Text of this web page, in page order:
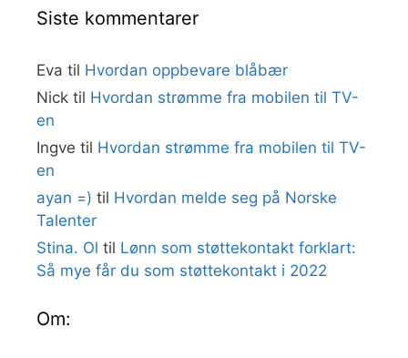
Siste kommentarer
Eva til Hvordan oppbevare blåbær
Nick til Hvordan strømme fra mobilen til TV-
en
Ingve til Hvordan strømme fra mobilen til TV-
en
ayan =) til Hvordan melde seg på Norske
Talenter
Stina. Ol til Lønn som støttekontakt forklart:
Så mye får du som støttekontakt i 2022
Om: